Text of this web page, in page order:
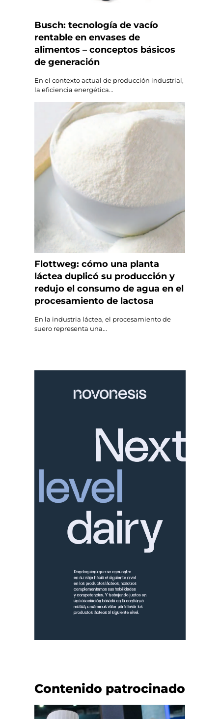
Busch: tecnología de vacío
rentable en envases de
alimentos – conceptos básicos
de generación
En el contexto actual de producción industrial,
la eficiencia energética...
Flottweg: cómo una planta
láctea duplicó su producción y
redujo el consumo de agua en el
procesamiento de lactosa
En la industria láctea, el procesamiento de
suero representa una...
Contenido patrocinado